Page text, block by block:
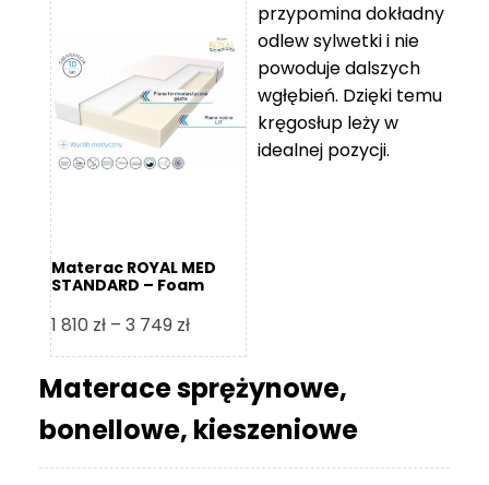
119 zł
do
11
670 zł
Materac ROYAL MED
STANDARD – Foam
1 810 zł – 3 749 złZakres
cen:
od
1
810 zł
przypomina dokładny
odlew sylwetki i nie
powoduje dalszych
wgłębień. Dzięki temu
kręgosłup leży w
idealnej pozycji.
Materace sprężynowe,
bonellowe, kieszeniowe